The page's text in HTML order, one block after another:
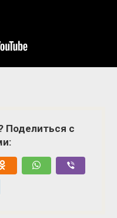
Поделиться с